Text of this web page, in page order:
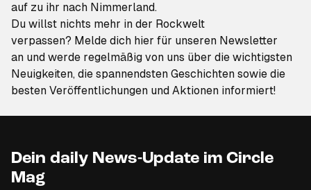
auf zu ihr nach Nimmerland.
Du willst nichts mehr in der Rockwelt
verpassen? Melde dich hier für unseren Newsletter
an und werde regelmäßig von uns über die wichtigsten
Neuigkeiten, die spannendsten Geschichten sowie die
besten Veröffentlichungen und Aktionen informiert!
Dein daily News-Update im Circle
Mag